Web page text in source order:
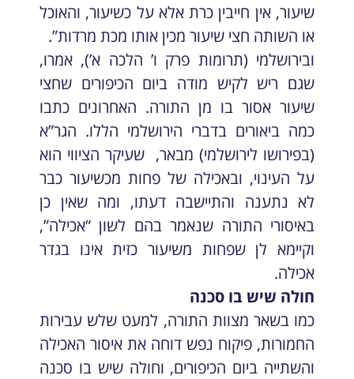
שיעור, אין חייבין כרת אלא על כשיעור, והאוכל
או השותה חצי שיעור מכין אותו מכת מרדות”.
ובירושלמי (תרומות פרק ו’ הלכה א’), אמרו,
שגם ריש לקיש מודה ביום הכיפורים שחצי
שיעור אסור בו מן התורה. האחרונים כתבו
כמה ביאורים בדברי הירושלמי הללו. הגר”א
(בפירושו לירושלמי) מבאר, שעיקר הציווי הוא
על העינוי, ובאכילה של פחות מכשיעור כבר
לא נתענה והתיישבה דעתו, ומה שאין כן
באיסורי התורה שנאמר בהם לשון “אכילה”,
וקיימא לן שפחות משיעור כזית אינו בגדר
אכילה.
חולה שיש בו סכנה
כמו בשאר מצוות התורה, למעט שלש עבירות
החמורות, פיקוח נפש דוחה את איסור האכילה
והשתייה ביום הכיפורים, וחולה שיש בו סכנה